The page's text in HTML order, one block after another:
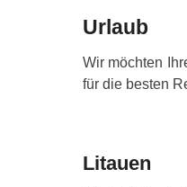
Urlaub
Wir möchten
für die besten
Litauen